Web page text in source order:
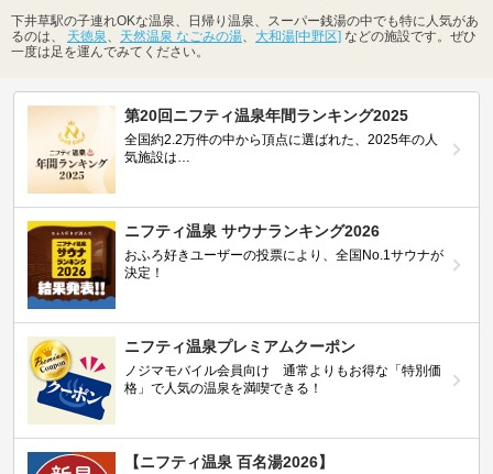
下井草駅の子連れOKな温泉、日帰り温泉、スーパー銭湯の中でも特に人気があ
るのは、 天徳泉 天然温泉 なごみの湯 大和湯[中野区] などの施設です。ぜひ
一度は足を運んでみてください。
第20回ニフティ温泉年間ランキング2025
全国約2.2万件の中から頂点に選ばれた、2025年の人
気施設は…
ニフティ温泉 サウナランキング2026
おふろ好きユーザーの投票により、全国No.1サウナが
決定！
ニフティ温泉プレミアムクーポン
ノジマモバイル会員向け 通常よりもお得な「特別価
格」で人気の温泉を満喫できる！
【ニフティ温泉 百名湯2026】